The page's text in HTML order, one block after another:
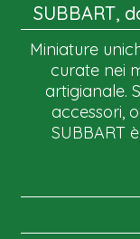
SUBBART,
Miniature
curate nei
artigianale.
accessori,
SUBBART